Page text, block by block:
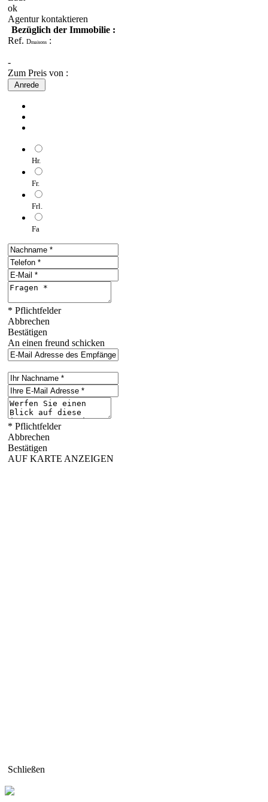
ok
Agentur kontaktieren
Bezüglich der Immobilie :
Ref. Dmaisons :
-
Zum Preis von :
Anrede
Hr.
Fr.
Frl.
Fa
* Pflichtfelder
Abbrechen
Bestätigen
An einen freund schicken
* Pflichtfelder
Abbrechen
Bestätigen
AUF KARTE ANZEIGEN
Schließen